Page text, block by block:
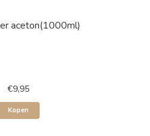
aceton(1000ml)
€9,95
Kopen